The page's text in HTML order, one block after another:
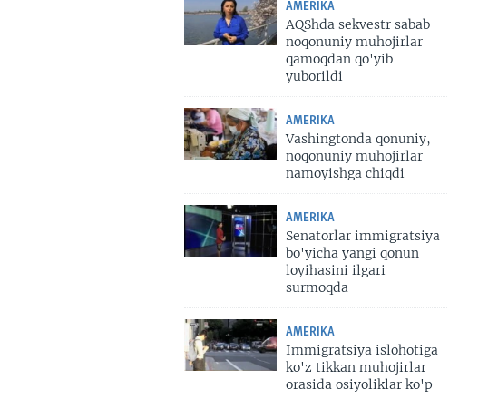
AMERIKA
AQShda sekvestr sabab
noqonuniy muhojirlar
qamoqdan qo'yib
yuborildi
AMERIKA
Vashingtonda qonuniy,
noqonuniy muhojirlar
namoyishga chiqdi
AMERIKA
Senatorlar immigratsiya
bo'yicha yangi qonun
loyihasini ilgari
surmoqda
AMERIKA
Immigratsiya islohotiga
ko'z tikkan muhojirlar
orasida osiyoliklar ko'p